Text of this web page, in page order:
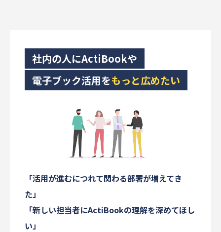
「活用が進むにつれて関わる部署が増えてき
た」
「新しい担当者にActiBookの理解を深めてほし
い」
社内の人にActiBookや
電子ブック活用をもっと広めたい